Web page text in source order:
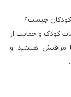
کودک و حمایت از
مراقبش هستید و